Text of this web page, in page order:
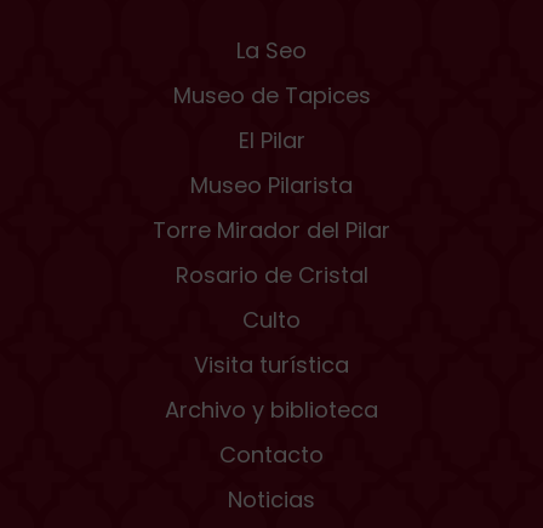
La Seo
Museo de Tapices
El Pilar
Museo Pilarista
Torre Mirador del Pilar
Rosario de Cristal
Culto
Visita turística
Archivo y biblioteca
Contacto
Noticias